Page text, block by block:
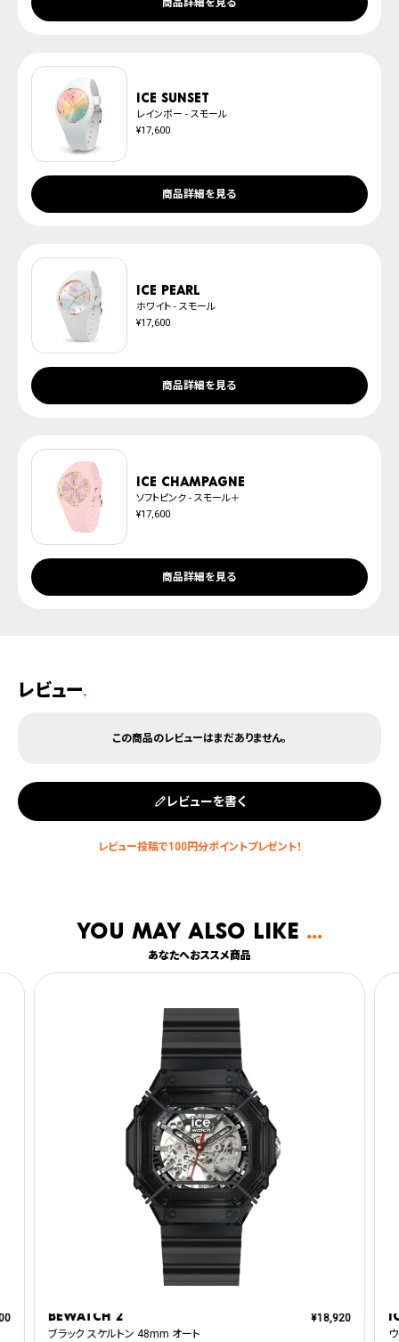
ICE sunset
レインボー - スモール
¥17,600
商品詳細を見る
ICE pearl
ホワイト - スモール
¥17,600
商品詳細を見る
ICE champagne
ソフトピンク - スモール＋
¥17,600
商品詳細を見る
レビュー.
レビューを書く
You may also like
あなたへおススメ商品
BEWATCH 2
ブラック スケルトン 48mm オート
¥18,920